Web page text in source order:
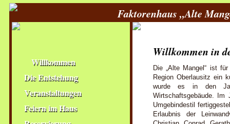
Faktorenhaus „Alte
Willkommen
Die Entstehung
Veranstaltungen
Feiern im Haus
Willkommen in
Die „Alte Mangel“ ist
Region Oberlausitz ein
wurde es in den
Wirtschaftsgebäude.
Umgebindestil
Erlaubnis der